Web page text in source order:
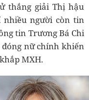
thắng giải Thị hậu
nhiều người còn tin
tin Trương Bá Chi
nữ chính khiến
MXH.